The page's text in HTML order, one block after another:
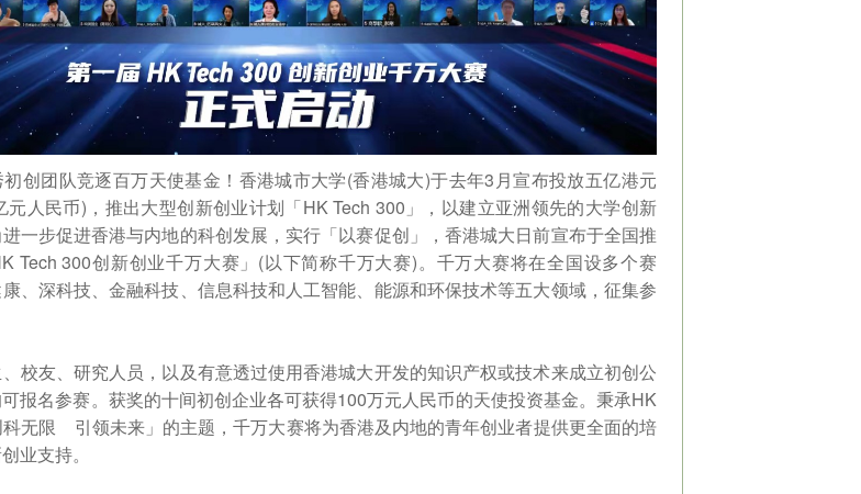
创团队竞逐百万天使基金！香港城市大学(香港城大)于去年3月宣布投放五亿港元
元人民币)，推出大型创新创业计划「HK Tech 300」，以建立亚洲领先的大学创新
一步促进香港与内地的科创发展，实行「以赛促创」，香港城大日前宣布于全国推
Tech 300创新创业千万大赛」(以下简称千万大赛)。千万大赛将在全国设多个赛
、深科技、金融科技、信息科技和人工智能、能源和环保技术等五大领域，征集参
校友、研究人员，以及有意透过使用香港城大开发的知识产权或技术来成立初创公
报名参赛。获奖的十间初创企业各可获得100万元人民币的天使投资基金。秉承HK
科无限 引领未来」的主题，千万大赛将为香港及内地的青年创业者提供更全面的培
业支持。